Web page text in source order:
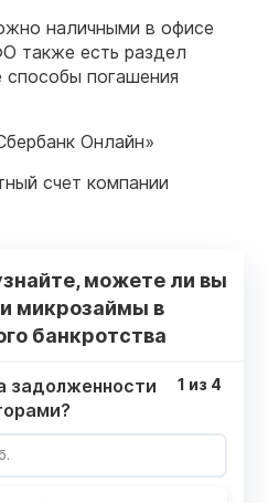
наличными в офисе
также есть раздел
погашения
Онлайн»
счет компании
можете ли вы
микрозаймы в
банкротства
задолженности
1 из 4